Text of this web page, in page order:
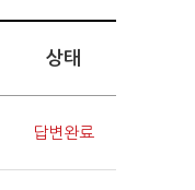
상태
답변완료